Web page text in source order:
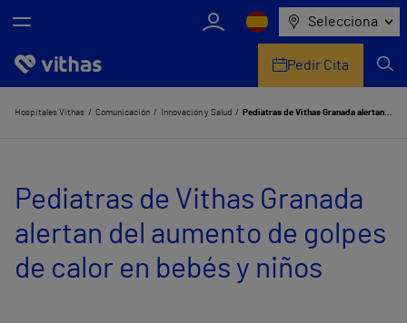
Selecciona
Nosotros
Servicios de salud
Equipo médico y asistencial
Pedir Cita
Hospitales Vithas Comunicación Innovación y Salud Pediatras de Vithas Granada alertan del aumento de golpes de calor en bebés y niños
Pediatras de Vithas Granada
alertan del aumento de golpes
de calor en bebés y niños